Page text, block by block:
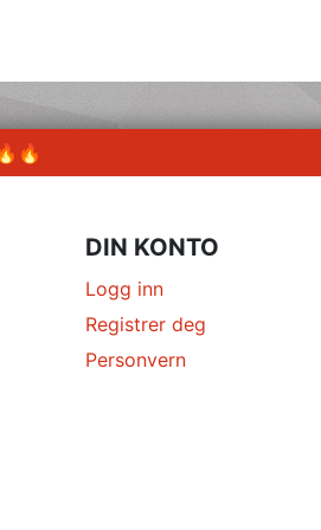
DIN KONTO
Logg inn
Registrer deg
Personvern